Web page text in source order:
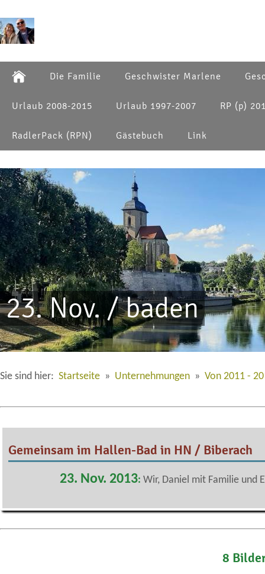
Die Familie Geschwister Marlene
Urlaub 2008-2015 Urlaub 1997-2007 RP (p)
RadlerPack (RPN) Gästebuch Link
23. Nov. / baden
Sie sind hier: Startseite » Unternehmungen » Von 2011 -
Gemeinsam im Hallen-Bad in HN / Biberach
23. Nov. 2013: Wir, Daniel mit Familie und
8